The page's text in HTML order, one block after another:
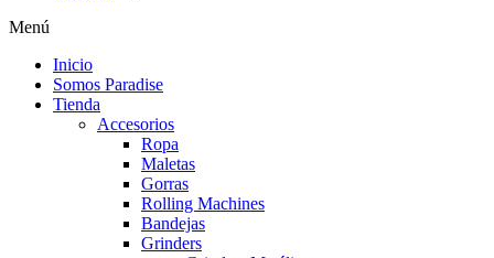
Menú
Inicio
Somos Paradise
Tienda
Accesorios
Ropa
Maletas
Gorras
Rolling Machines
Bandejas
Grinders